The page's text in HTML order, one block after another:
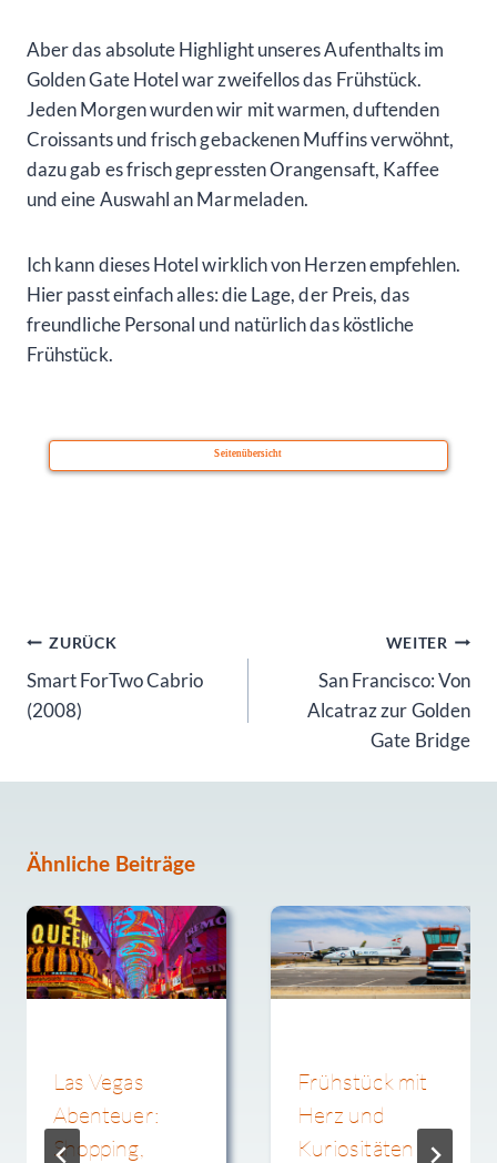
Aber das absolute Highlight unseres Aufenthalts im
Golden Gate Hotel war zweifellos das Frühstück.
Jeden Morgen wurden wir mit warmen, duftenden
Croissants und frisch gebackenen Muffins verwöhnt,
dazu gab es frisch gepressten Orangensaft, Kaffee
und eine Auswahl an Marmeladen.
Ich kann dieses Hotel wirklich von Herzen empfehlen.
Hier passt einfach alles: die Lage, der Preis, das
freundliche Personal und natürlich das köstliche
Frühstück.
Seitenübersicht
Beitragsnavigation
ZURÜCK
Smart ForTwo Cabrio
(2008)
WEITER
San Francisco: Von
Alcatraz zur Golden
Gate Bridge
Ähnliche Beiträge
Las Vegas
Abenteuer:
Shopping,
Frühstück mit
Herz und
Kuriositäten